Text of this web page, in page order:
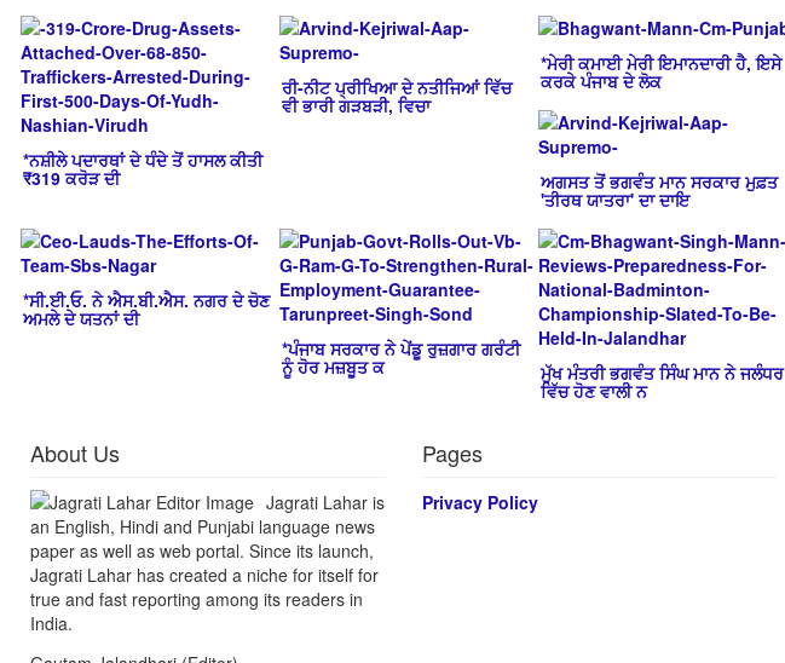
*ਨਸ਼ੀਲੇ ਪਦਾਰਥਾਂ ਦੇ ਧੰਦੇ ਤੋਂ ਹਾਸਲ ਕੀਤੀ
₹319 ਕਰੋੜ ਦੀ
ਰੀ-ਨੀਟ ਪ੍ਰੀਖਿਆ ਦੇ ਨਤੀਜਿਆਂ ਵਿੱਚ
ਵੀ ਭਾਰੀ ਗੜਬੜੀ, ਵਿਚਾ
*ਮੇਰੀ ਕਮਾਈ ਮੇਰੀ ਇਮਾਨਦਾਰੀ ਹੈ, ਇਸੇ
ਕਰਕੇ ਪੰਜਾਬ ਦੇ ਲੋਕ
ਅਗਸਤ ਤੋਂ ਭਗਵੰਤ ਮਾਨ ਸਰਕਾਰ ਮੁਫ਼ਤ
'ਤੀਰਥ ਯਾਤਰਾ' ਦਾ ਦਾਇ
*ਸੀ.ਈ.ਓ. ਨੇ ਐਸ.ਬੀ.ਐਸ. ਨਗਰ ਦੇ ਚੋਣ
ਅਮਲੇ ਦੇ ਯਤਨਾਂ ਦੀ
*ਪੰਜਾਬ ਸਰਕਾਰ ਨੇ ਪੇਂਡੂ ਰੁਜ਼ਗਾਰ ਗਰੰਟੀ
ਨੂੰ ਹੋਰ ਮਜ਼ਬੂਤ ਕ ਮੁੱਖ ਮੰਤਰੀ ਭਗਵੰਤ ਸਿੰਘ ਮਾਨ ਨੇ ਜਲੰਧਰ
ਵਿੱਚ ਹੋਣ ਵਾਲੀ ਨ
About Us
Jagrati Lahar is
an English, Hindi and Punjabi language news
paper as well as web portal. Since its launch,
Jagrati Lahar has created a niche for itself for
true and fast reporting among its readers in
India.
Pages
Privacy Policy